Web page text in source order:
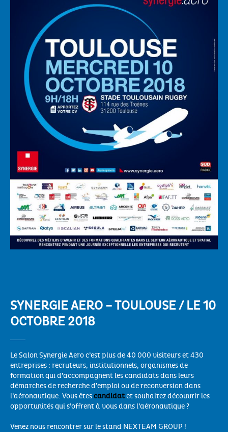
SYNERGIE AERO – TOULOUSE / LE 10
OCTOBRE 2018
Le Salon Synergie Aero c’est plus de 40 000 visiteurs et 430
entreprises : recruteurs, institutionnels, organismes de
formation qui d’accompagnent les candidats dans leurs
démarches de recherche d’emploi ou de reconversion dans
l’aéronautique. Vous êtescandidatet souhaitez découvrir les
opportunités qui s’offrent à vous dans l’aéronautique ?
Venez nous rencontrer sur le stand NEXTEAM GROUP !